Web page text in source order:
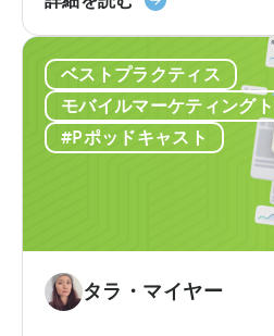
た
自
動
コ
ツ
作
いた経験を持つAshley
視点を共有します。彼女
クトがどのように構築さ
れらが実際の世界でどの
を知っているのです。
と
ICM
に
つ
年
に
ベストプラクティス
モバイルマーケティング
#Pポッドキャスト
タラ・マイヤー